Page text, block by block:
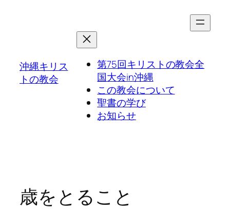
沖縄キリス
トの教会
第75回キリストの教会全
国大会in沖縄
この教会について
聖書の学び
お知らせ
歳をとること